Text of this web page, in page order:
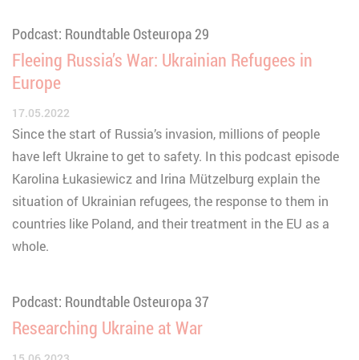
Podcast: Roundtable Osteuropa 29
Fleeing Russia’s War: Ukrainian Refugees in
Europe
17.05.2022
Since the start of Russia’s invasion, millions of people
have left Ukraine to get to safety. In this podcast episode
Karolina Łukasiewicz and Irina Mützelburg explain the
situation of Ukrainian refugees, the response to them in
countries like Poland, and their treatment in the EU as a
whole.
Podcast: Roundtable Osteuropa 37
Researching Ukraine at War